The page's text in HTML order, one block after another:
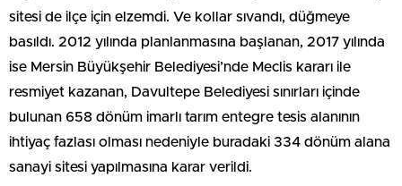
sitesi de ilçe için elzemdi. Ve kollar sıvandı, düğmeye
basıldı. 2012 yılında planlanmasına başlanan, 2017 yılında
ise Mersin Büyükşehir Belediyesi’nde Meclis kararı ile
resmiyet kazanan, Davultepe Belediyesi sınırları içinde
bulunan 658 dönüm imarlı tarım entegre tesis alanının
ihtiyaç fazlası olması nedeniyle buradaki 334 dönüm alana
sanayi sitesi yapılmasına karar verildi.